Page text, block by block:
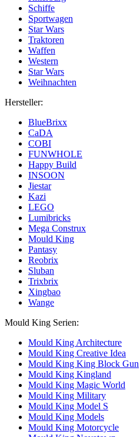
Schiffe
Sportwagen
Star Wars
Traktoren
Waffen
Western
Star Wars
Weihnachten
Hersteller:
BlueBrixx
CaDA
COBI
FUNWHOLE
Happy Build
INSOON
Jiestar
Kazi
LEGO
Lumibricks
Mega Construx
Mould King
Pantasy
Reobrix
Sluban
Trixbrix
Xingbao
Wange
Mould King Serien:
Mould King Architecture
Mould King Creative Idea
Mould King King Block Gun
Mould King Kingland
Mould King Magic World
Mould King Military
Mould King Model S
Mould King Models
Mould King Motorcycle